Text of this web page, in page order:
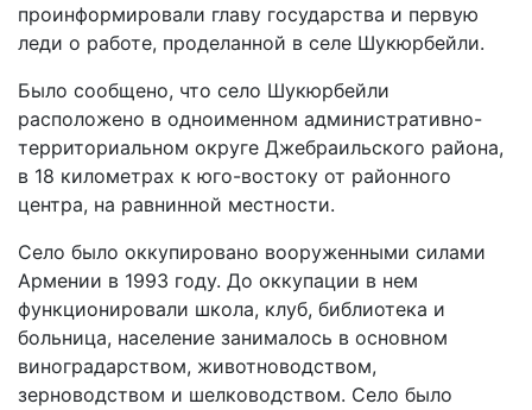
проинформировали главу государства и первую
леди о работе, проделанной в селе Шукюрбейли.
Было сообщено, что село Шукюрбейли
расположено в одноименном административно-
территориальном округе Джебраильского района,
в 18 километрах к юго-востоку от районного
центра, на равнинной местности.
Село было оккупировано вооруженными силами
Армении в 1993 году. До оккупации в нем
функционировали школа, клуб, библиотека и
больница, население занималось в основном
виноградарством, животноводством,
зерноводством и шелководством. Село было